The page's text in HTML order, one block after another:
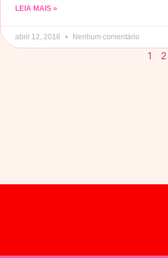
LEIA MAIS »
abril 12, 2018 Nenhum comentário
1 2